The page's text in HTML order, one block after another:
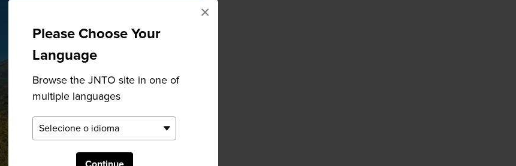
Please Choose Your
Language
Browse the JNTO site in one of
multiple languages
×